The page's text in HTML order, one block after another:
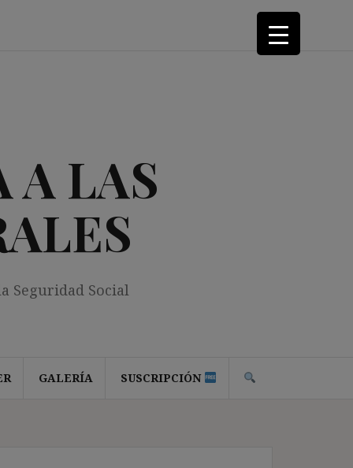
A LAS
Seguridad Social
GALERÍA SUSCRIPCIÓN